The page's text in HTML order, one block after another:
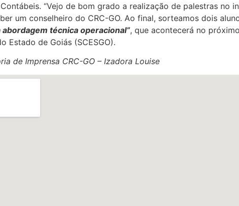
“Vejo de bom grado a realização de palestras
um conselheiro do CRC-GO. Ao final, sorteamos dois
abordagem técnica operacional”, que acontecerá no
Estado de Goiás (SCESGO).
de Imprensa CRC-GO – Izadora Louise